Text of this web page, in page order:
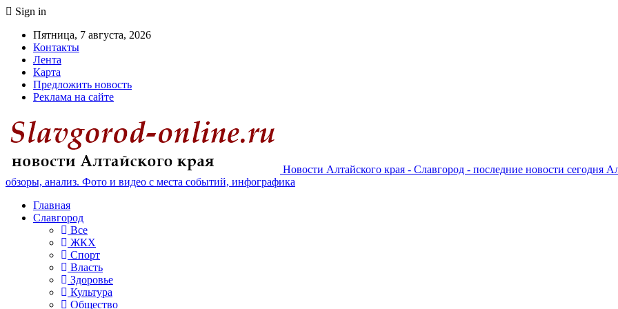
Sign in
Пятница, 7 августа, 2026
Контакты
Лента
Карта
Предложить новость
Реклама на сайте
Новости Алтайского края - Славгород - последние новости сегодня
обзоры, анализ. Фото и видео с места событий, инфографика
Главная
Славгород
Все
ЖКХ
Спорт
Власть
Здоровье
Культура
Общество